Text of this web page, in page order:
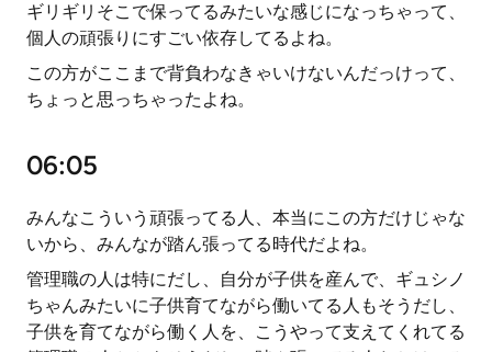
ギリギリそこで保ってるみたいな感じになっちゃって、
個人の頑張りにすごい依存してるよね。
この方がここまで背負わなきゃいけないんだっけって、
ちょっと思っちゃったよね。
06:05
みんなこういう頑張ってる人、本当にこの方だけじゃな
いから、みんなが踏ん張ってる時代だよね。
管理職の人は特にだし、自分が子供を産んで、ギュシノ
ちゃんみたいに子供育てながら働いてる人もそうだし、
子供を育てながら働く人を、こうやって支えてくれてる